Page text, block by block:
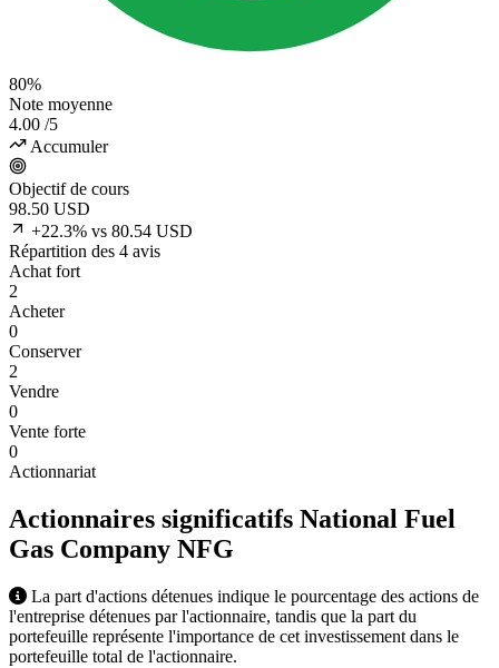
80%
Note moyenne
4.00 /5
Accumuler
Objectif de cours
98.50 USD
+22.3% vs 80.54 USD
Répartition des 4 avis
Achat fort
2
Acheter
0
Conserver
2
Vendre
0
Vente forte
0
Actionnariat
Actionnaires significatifs National Fuel
Gas Company NFG
La part d'actions détenues indique le pourcentage des actions de
l'entreprise détenues par l'actionnaire, tandis que la part du
portefeuille représente l'importance de cet investissement dans le
portefeuille total de l'actionnaire.